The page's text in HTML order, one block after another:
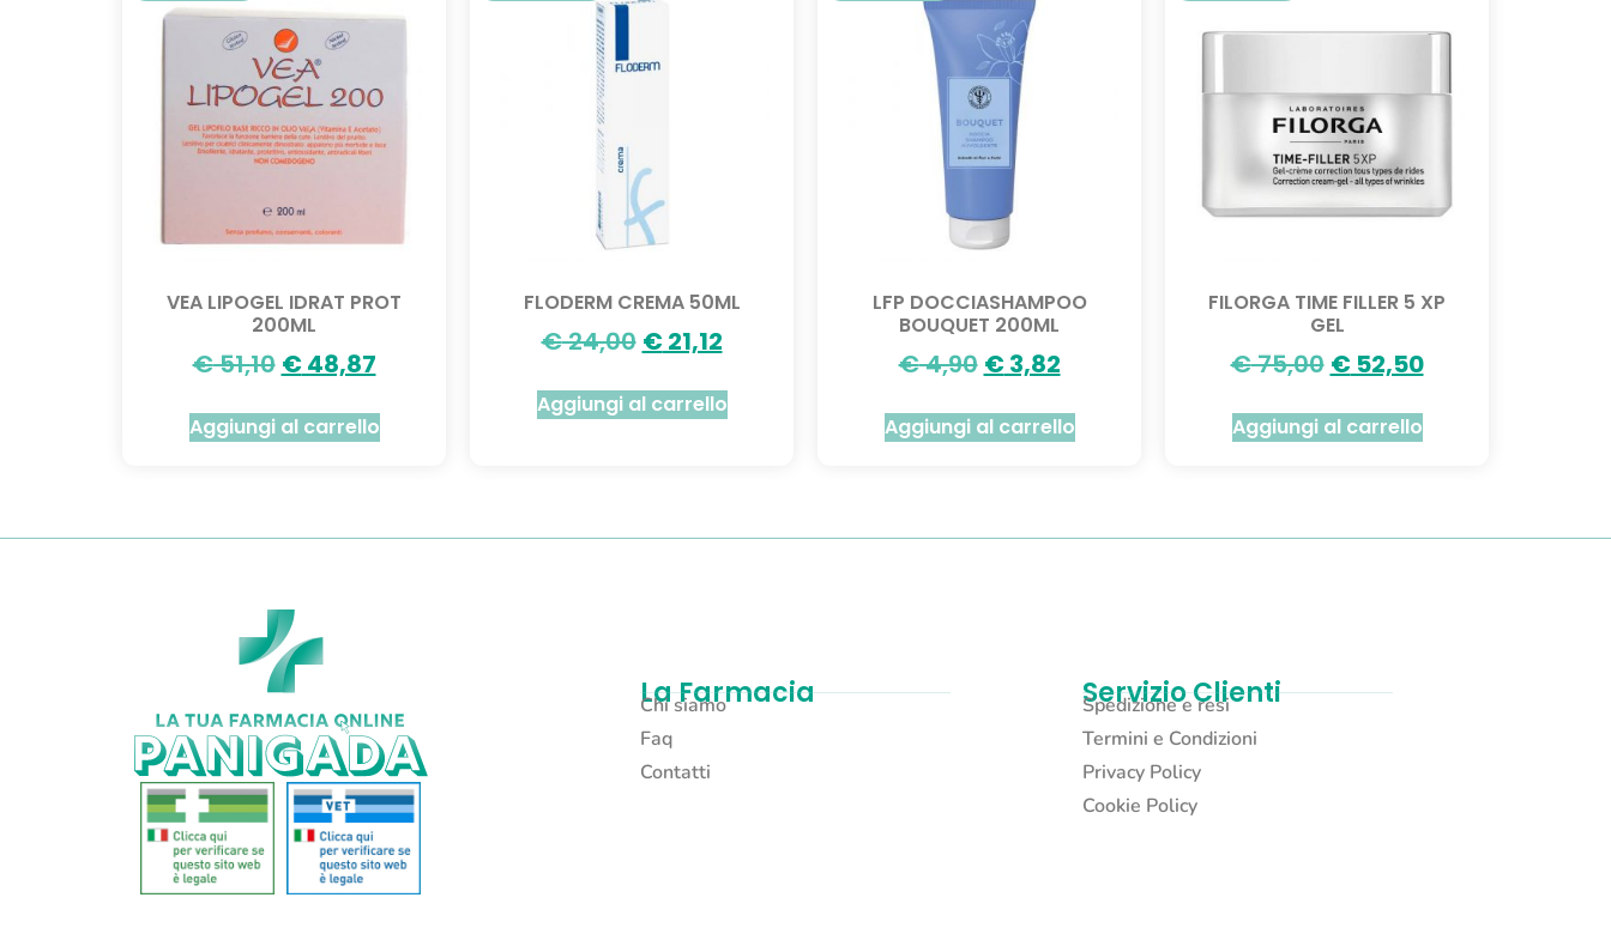
VEA LIPOGEL IDRAT PROT
200ML
€51,10 €48,87
Aggiungi al carrello
FLODERM CREMA 50ML
€24,00 €21,12
Aggiungi al carrello
LFP DOCCIASHAMPOO
BOUQUET 200ML
€4,90 €3,82
Aggiungi al carrello
FILORGA TIME FILLER 5 XP
GEL
€75,00 €52,50
Aggiungi al carrello
La Farmacia
Chi siamo
Faq
Contatti
Servizio Clienti
Spedizione e resi
Termini e Condizioni
Privacy Policy
Cookie Policy